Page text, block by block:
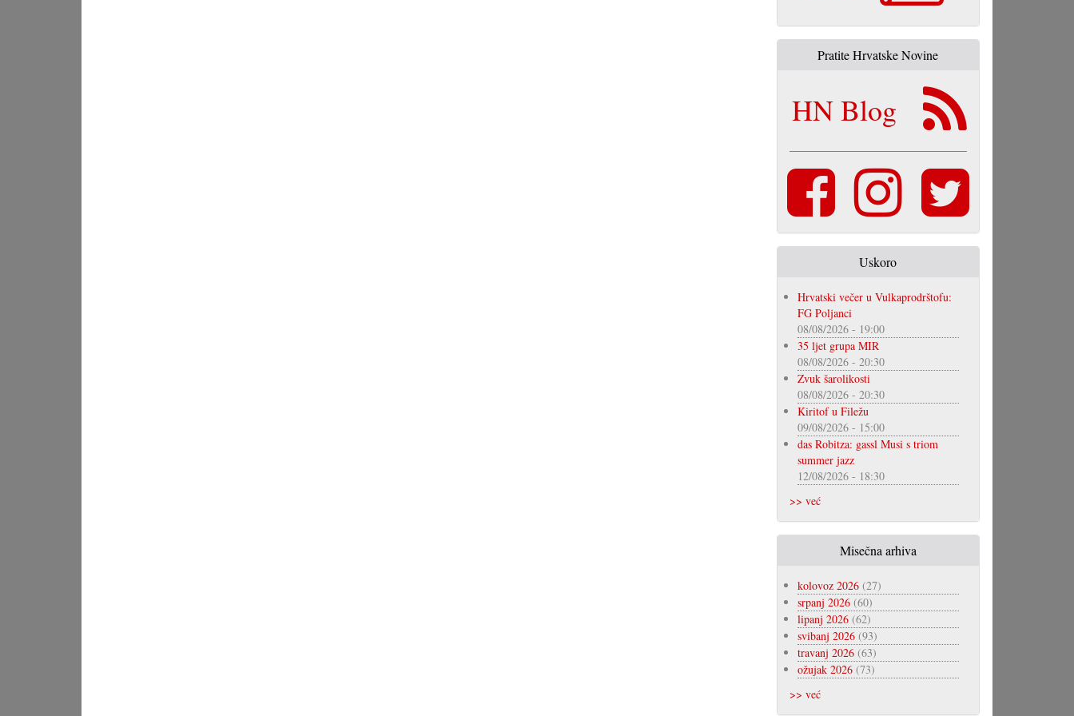
Pratite Hrvatske Novine
HN Blog
Uskoro
Hrvatski večer u Vulkaprodrštofu:
FG Poljanci
08/08/2026 - 19:00
35 ljet grupa MIR
08/08/2026 - 20:30
Zvuk šarolikosti
08/08/2026 - 20:30
Kiritof u Filežu
09/08/2026 - 15:00
das Robitza: gassl Musi s triom
summer jazz
12/08/2026 - 18:30
>> već
Misečna arhiva
kolovoz 2026(27)
srpanj 2026(60)
lipanj 2026(62)
svibanj 2026(93)
travanj 2026(63)
ožujak 2026(73)
>> već